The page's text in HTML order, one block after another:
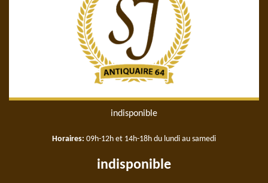
indisponible
Horaires: 09h-12h et 14h-18h du lundi au samedi
indisponible